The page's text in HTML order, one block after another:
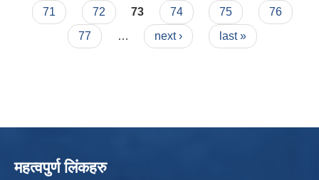
71
72 73 74 75
76
77
… next › last »
महत्वपुर्ण लिंकहरु